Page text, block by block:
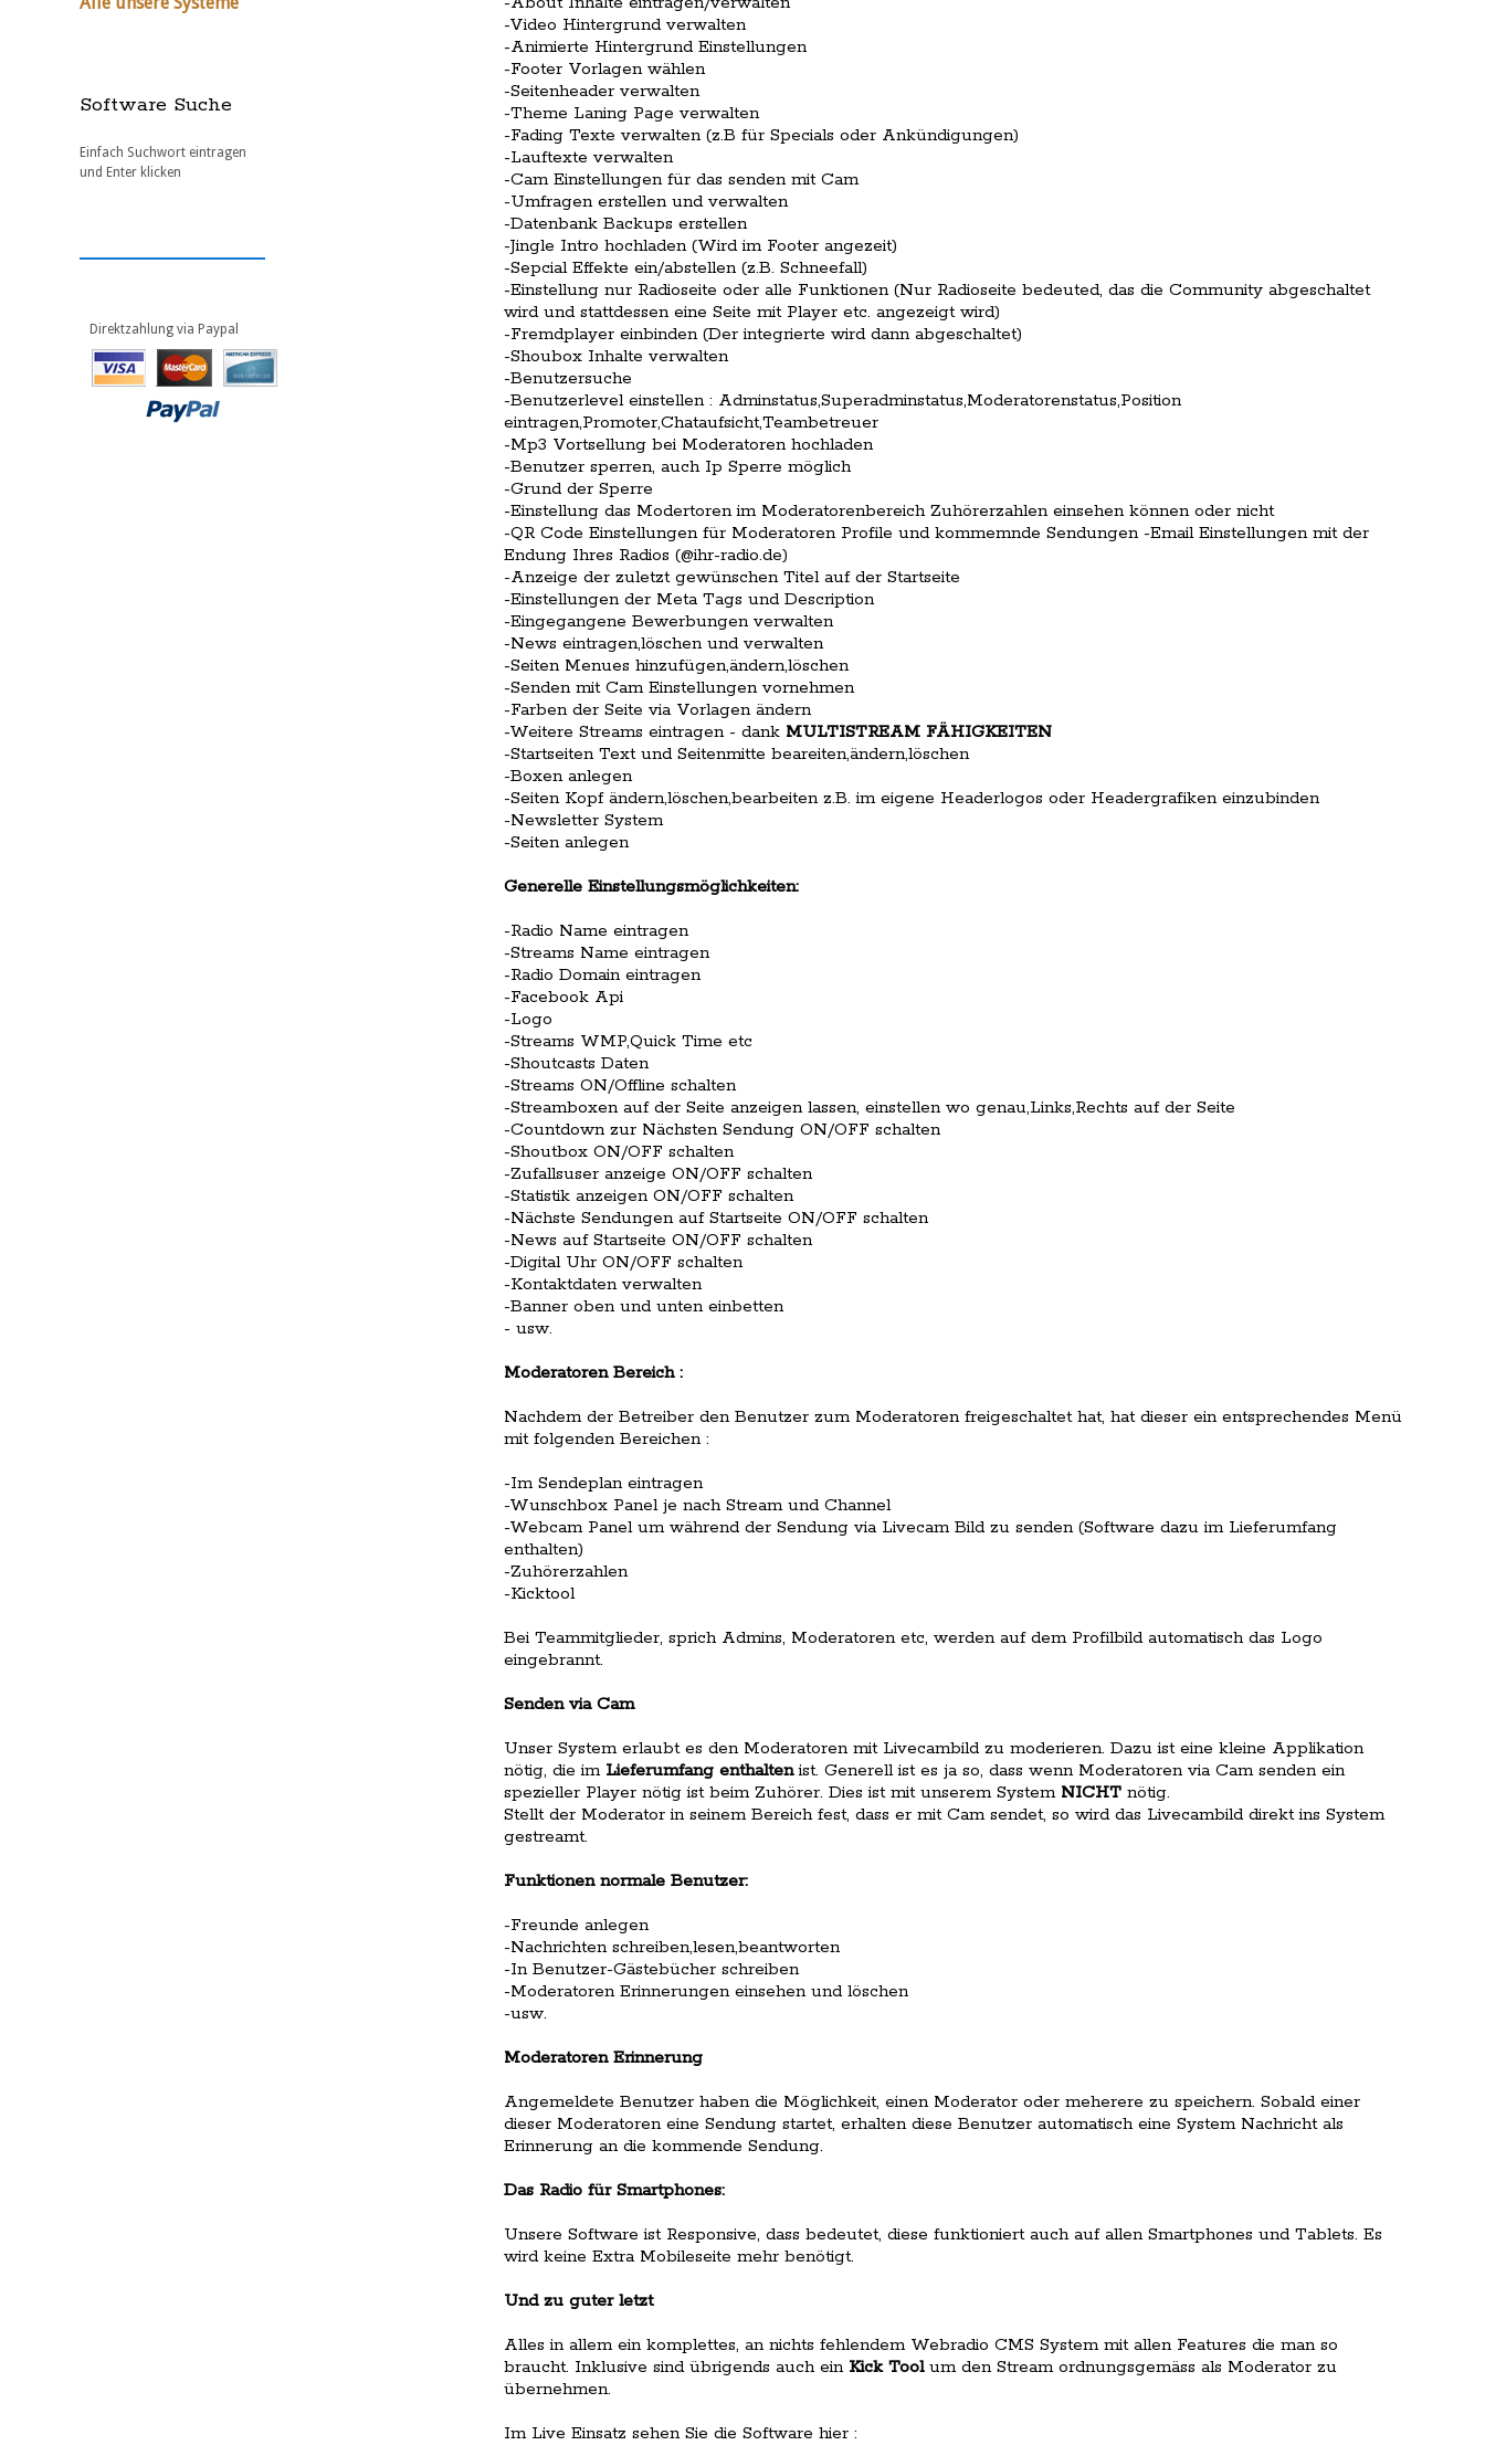
-Video Hintergrund verwalten
-Animierte Hintergrund Einstellungen
-Footer Vorlagen wählen
-Seitenheader verwalten
-Theme Laning Page verwalten
-Fading Texte verwalten (z.B für Specials oder Ankündigungen)
-Lauftexte verwalten
-Cam Einstellungen für das senden mit Cam
-Umfragen erstellen und verwalten
-Datenbank Backups erstellen
-Jingle Intro hochladen (Wird im Footer angezeit)
-Sepcial Effekte ein/abstellen (z.B. Schneefall)
-Einstellung nur Radioseite oder alle Funktionen (Nur Radioseite bedeuted, das die Community abgeschaltet
wird und stattdessen eine Seite mit Player etc. angezeigt wird)
-Fremdplayer einbinden (Der integrierte wird dann abgeschaltet)
-Shoubox Inhalte verwalten
-Benutzersuche
-Benutzerlevel einstellen : Adminstatus,Superadminstatus,Moderatorenstatus,Position
eintragen,Promoter,Chataufsicht,Teambetreuer
-Mp3 Vortsellung bei Moderatoren hochladen
-Benutzer sperren, auch Ip Sperre möglich
-Grund der Sperre
-Einstellung das Modertoren im Moderatorenbereich Zuhörerzahlen einsehen können oder nicht
-QR Code Einstellungen für Moderatoren Profile und kommemnde Sendungen-Email Einstellungen mit der
Endung Ihres Radios (@ihr-radio.de)
-Anzeige der zuletzt gewünschen Titel auf der Startseite
-Einstellungen der Meta Tags und Description
-Eingegangene Bewerbungen verwalten
-News eintragen,löschen und verwalten
-Seiten Menues hinzufügen,ändern,löschen
-Senden mit Cam Einstellungen vornehmen
-Farben der Seite via Vorlagen ändern
-Weitere Streams eintragen - dank MULTISTREAM FÄHIGKEITEN
-Startseiten Text und Seitenmitte beareiten,ändern,löschen
-Boxen anlegen
-Seiten Kopf ändern,löschen,bearbeiten z.B. im eigene Headerlogos oder Headergrafiken einzubinden
-Newsletter System
-Seiten anlegen
Generelle Einstellungsmöglichkeiten:
-Radio Name eintragen
-Streams Name eintragen
-Radio Domain eintragen
-Facebook Api
-Logo
-Streams WMP,Quick Time etc
-Shoutcasts Daten
-Streams ON/Offline schalten
-Streamboxen auf der Seite anzeigen lassen, einstellen wo genau,Links,Rechts auf der Seite
-Countdown zur Nächsten Sendung ON/OFF schalten
-Shoutbox ON/OFF schalten
-Zufallsuser anzeige ON/OFF schalten
-Statistik anzeigen ON/OFF schalten
-Nächste Sendungen auf Startseite ON/OFF schalten
-News auf Startseite ON/OFF schalten
-Digital Uhr ON/OFF schalten
-Kontaktdaten verwalten
-Banner oben und unten einbetten
- usw.
Moderatoren Bereich :
Nachdem der Betreiber den Benutzer zum Moderatoren freigeschaltet hat, hat dieser ein entsprechendes Menü
mit folgenden Bereichen :
-Im Sendeplan eintragen
-Wunschbox Panel je nach Stream und Channel
-Webcam Panel um während der Sendung via Livecam Bild zu senden (Software dazu im Lieferumfang
enthalten)
-Zuhörerzahlen
-Kicktool
Bei Teammitglieder, sprich Admins, Moderatoren etc, werden auf dem Profilbild automatisch das Logo
eingebrannt.
Senden via Cam
Unser System erlaubt es den Moderatoren mit Livecambild zu moderieren. Dazu ist eine kleine Applikation
nötig, die im Lieferumfang enthaltenist. Generell ist es ja so, dass wenn Moderatoren via Cam senden ein
spezieller Player nötig ist beim Zuhörer. Dies ist mit unserem System NICHT nötig.
Stellt der Moderator in seinem Bereich fest, dass er mit Cam sendet, so wird das Livecambild direkt ins System
gestreamt.
Funktionen normale Benutzer:
-Freunde anlegen
-Nachrichten schreiben,lesen,beantworten
-In Benutzer-Gästebücher schreiben
-Moderatoren Erinnerungen einsehen und löschen
-usw.
Moderatoren Erinnerung
Angemeldete Benutzer haben die Möglichkeit, einen Moderator oder meherere zu speichern. Sobald einer
dieser Moderatoren eine Sendung startet, erhalten diese Benutzer automatisch eine System Nachricht als
Erinnerung an die kommende Sendung.
Das Radio für Smartphones:
Unsere Software ist Responsive, dass bedeutet, diese funktioniert auch auf allen Smartphones und Tablets. Es
wird keine Extra Mobileseite mehr benötigt.
Und zu guter letzt
Alles in allem ein komplettes, an nichts fehlendem Webradio CMS System mit allen Features die man so
braucht. Inklusive sind übrigends auch ein Kick Toolum den Stream ordnungsgemäss als Moderator zu
übernehmen.
Im Live Einsatz sehen Sie die Software hier :
Software Suche
Einfach Suchwort eintragen
und Enter klicken
Direktzahlung via Paypal